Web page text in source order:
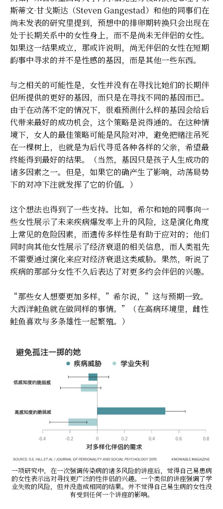
斯蒂文·甘戈斯达（Steven Gangestad）和他的同事们在
尚未发表的研究里提到，预想中的排卵期转换只会出现在
处于长期关系中的女性身上，而不是尚未无伴侣的女性。
如果这一结果成立，那或许说明，尚无伴侣的女性在短期
韵事中寻求的并不是性感的基因，而是其他一些东西。
与之相关的可能性是，女性并没有在寻找比她们的长期伴
侣所提供的更好的基因，而只是在寻找不同的基因而已。
由于在动荡不定的情况下，很难预测什么样的基因会给后
代带来最好的成功机会，这个策略是说得通的。在这种情
境下，女人的最佳策略可能是风险对冲，避免把赌注吊死
在一棵树上，也就是为后代寻觅各种各样的父亲，希望最
终能得到最好的结果。（当然，基因只是孩子人生成功的
诸多因素之一。但是，如果它的确产生了影响，动荡局势
下的对冲下注就发挥了它的价值。）
这个想法也得到了一些支持。比如，希尔和她的同事向一
些女性展示了未来疾病爆发率上升的风险，这是演化角度
上常见的危险因素，而遗传多样性是有助于应对的；他们
同时向其他女性展示了经济衰退的相关信息，而人类祖先
不需要通过演化来应对经济衰退这类威胁。果然，听说了
疾病的那部分女性不久后表达了对更多约会伴侣的兴趣。
“那些女人想要更加多样，”希尔说，”这与预期一致。
大西洋鲑鱼就在做同样的事情。”（在高病环境里，雌性
鲑鱼喜欢与多条雄性一起繁殖。）
一项研究中，在一次强调传染病的诸多风险的讲座后，觉得自己易患病
的女性表示出对寻找更广泛的性伴侣的兴趣。一个类似的讲座强调了学
业失败的风险，但并没造成相同的结果。并不觉得自己易生病的女性没
有受到任何一个讲座的影响。